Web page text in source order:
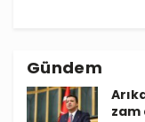
Gündem
zam